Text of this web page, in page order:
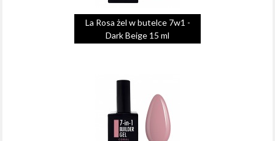
La Rosa żel w butelce 7w1 -
Dark Beige 15 ml